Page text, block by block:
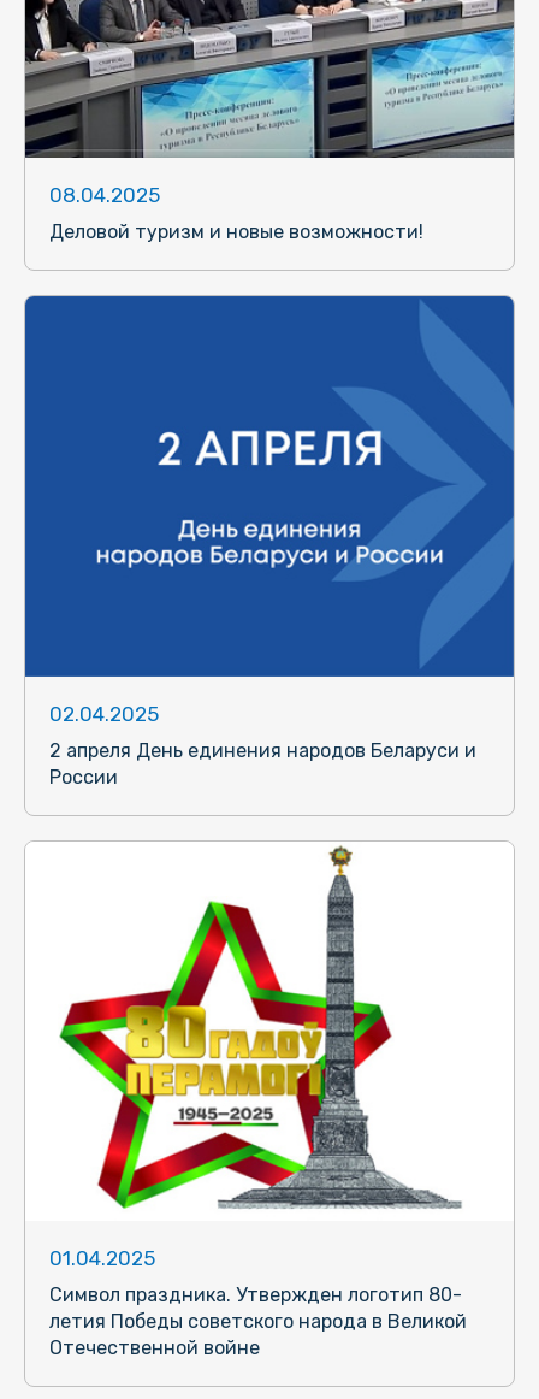
08.04.2025
Деловой туризм и новые возможности!
02.04.2025
2 апреля День единения народов Беларуси и
России
01.04.2025
Символ праздника. Утвержден логотип 80-
летия Победы советского народа в Великой
Отечественной войне